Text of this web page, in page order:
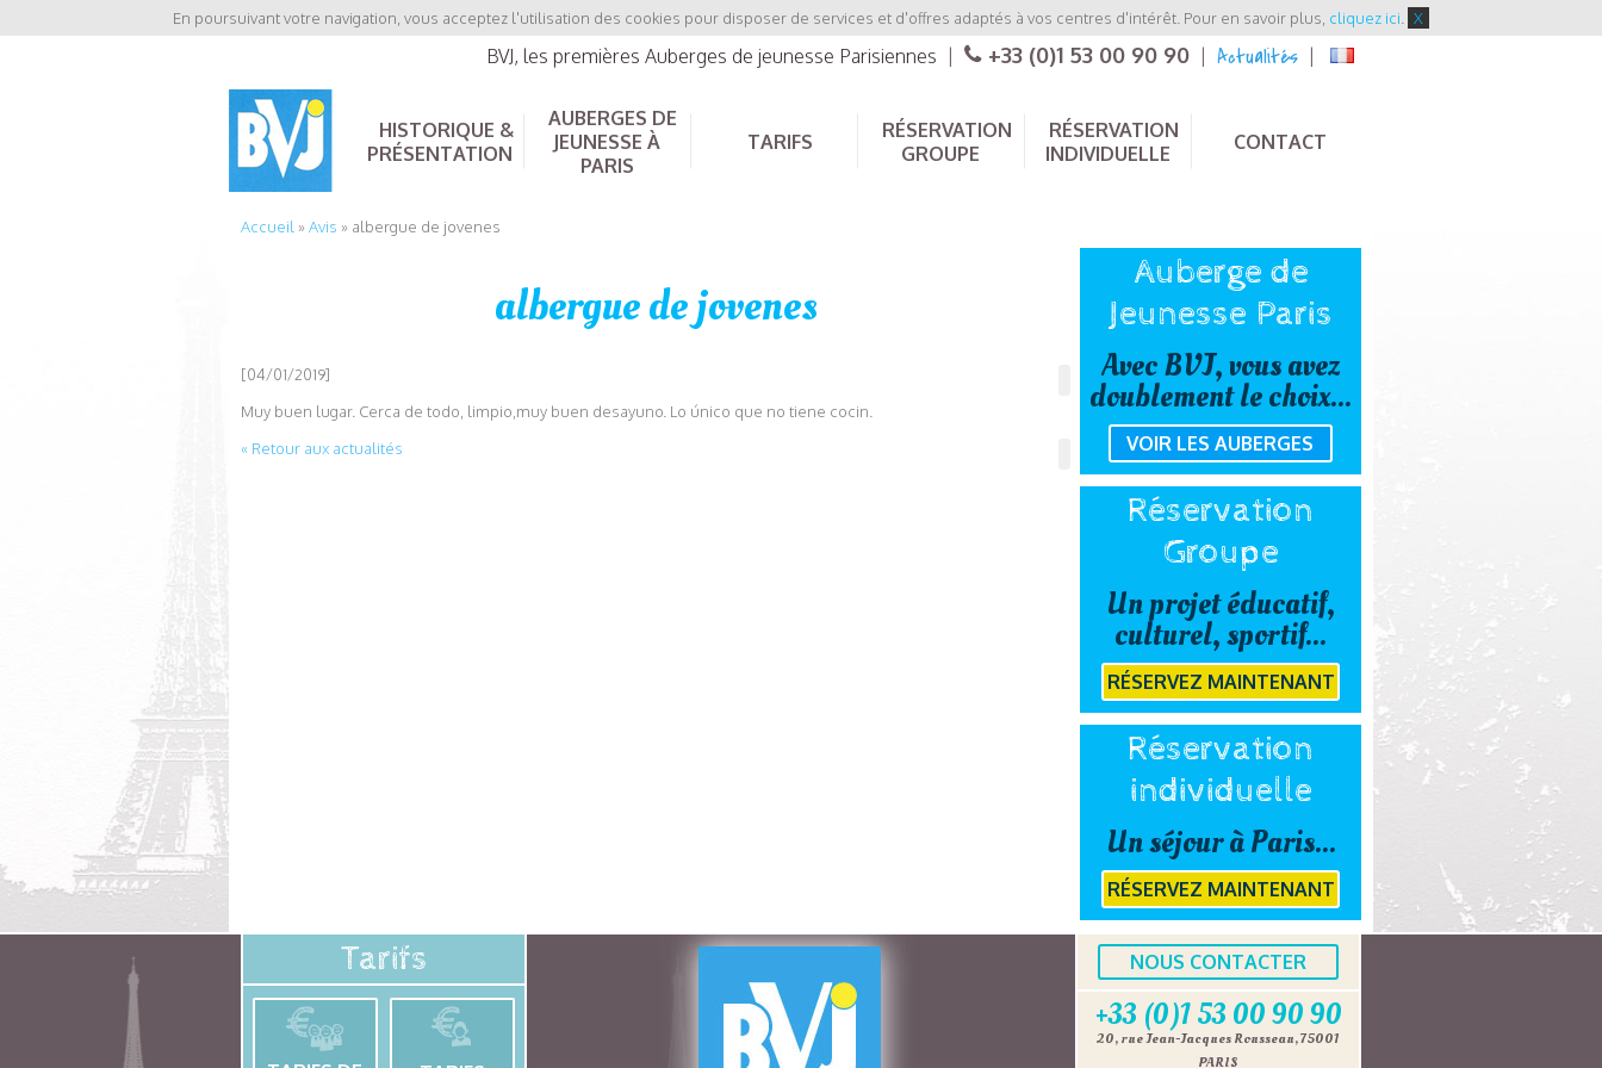
En poursuivant votre navigation, vous acceptez l'utilisation des cookies pour disposer de services et d'offres adaptés à vos centres d'intérêt. Pour en savoir plus, cliquez ici X
BVJ, les premières Auberges de jeunesse Parisiennes +33 (0)1 53 00 90 90 Actualités
HISTORIQUE &
PRÉSENTATION
AUBERGES DE
JEUNESSE À
PARIS
TARIFS
RÉSERVATION
GROUPE
RÉSERVATION
INDIVIDUELLE
CONTACT
Accueil »Avis » albergue de jovenes
albergue de jovenes
[04/01/2019]
Muy buen lugar. Cerca de todo, limpio,muy buen desayuno. Lo único que no tiene cocin.
« Retour aux actualités
Auberge de
Jeunesse Paris
Avec BVJ, vous avez
doublement le choix...
VOIR LES AUBERGES
Réservation
Groupe
Un projet éducatif,
culturel, sportif...
RÉSERVEZ MAINTENANT
Réservation
individuelle
Un séjour à Paris...
RÉSERVEZ MAINTENANT
Tarifs NOUS CONTACTER
+33 (0)1 53 00 90 90
20, rue Jean-Jacques Rousseau, 75001
PARIS